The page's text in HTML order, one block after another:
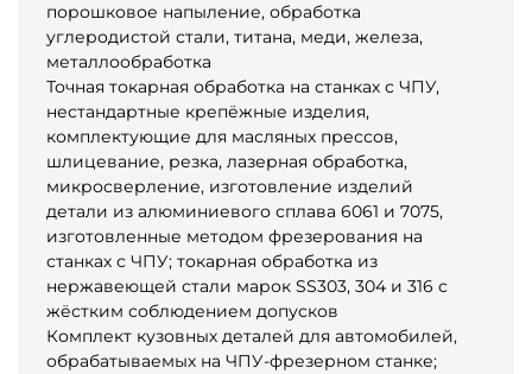
порошковое напыление, обработка
углеродистой стали, титана, меди, железа,
металлообработка
Точная токарная обработка на станках с ЧПУ,
нестандартные крепёжные изделия,
комплектующие для масляных прессов,
шлицевание, резка, лазерная обработка,
микросверление, изготовление изделий
детали из алюминиевого сплава 6061 и 7075,
изготовленные методом фрезерования на
станках с ЧПУ; токарная обработка из
нержавеющей стали марок SS303, 304 и 316 с
жёстким соблюдением допусков
Комплект кузовных деталей для автомобилей,
обрабатываемых на ЧПУ-фрезерном станке;